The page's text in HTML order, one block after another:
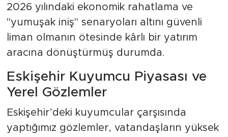
2026 yılındaki ekonomik rahatlama ve
"yumuşak iniş" senaryoları altını güvenli
liman olmanın ötesinde kârlı bir yatırım
aracına dönüştürmüş durumda.
Eskişehir Kuyumcu Piyasası ve
Yerel Gözlemler
Eskişehir’deki kuyumcular çarşısında
yaptığımız gözlemler, vatandaşların yüksek